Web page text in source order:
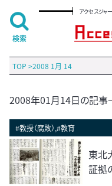
アクセスジ
TOP >2008 1月 14
2008年01月14日の記事
#教授（腐敗）,#教育
東北
証拠
検索